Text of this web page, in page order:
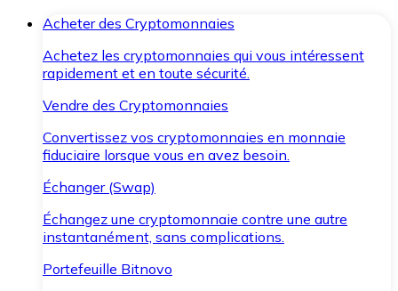
Acheter des Cryptomonnaies
Achetez les cryptomonnaies qui vous intéressent
rapidement et en toute sécurité.
Vendre des Cryptomonnaies
Convertissez vos cryptomonnaies en monnaie
fiduciaire lorsque vous en avez besoin.
Échanger (Swap)
Échangez une cryptomonnaie contre une autre
instantanément, sans complications.
Portefeuille Bitnovo